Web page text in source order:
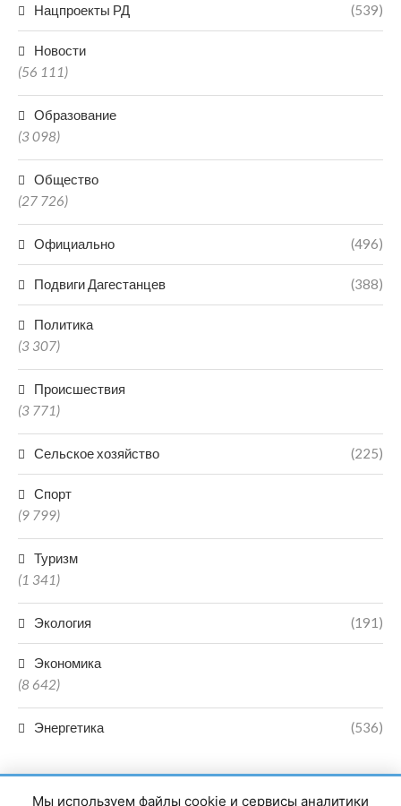
Нацпроекты РД (539)
Новости
(56 111)
Образование
(3 098)
Общество
(27 726)
Официально (496)
Подвиги Дагестанцев (388)
Политика
(3 307)
Происшествия
(3 771)
Сельское хозяйство (225)
Спорт
(9 799)
Туризм
(1 341)
Экология (191)
Экономика
(8 642)
Энергетика (536)
Мы используем файлы cookie и сервисы аналитики